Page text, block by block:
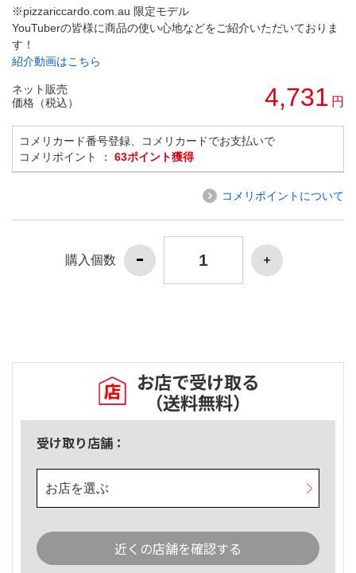
※pizzariccardo.com.au 限定モデル
YouTuberの皆様に商品の使い心地などをご紹介いただいておりま
す！
紹介動画はこちら
ネット販売
価格（税込）
4,731 円
コメリカード番号登録、コメリカードでお支払いで
コメリポイント ： 63ポイント獲得
コメリポイントについて
購入個数
お店で受け取る
（送料無料）
受け取り店舗：
お店を選ぶ
近くの店舗を確認する